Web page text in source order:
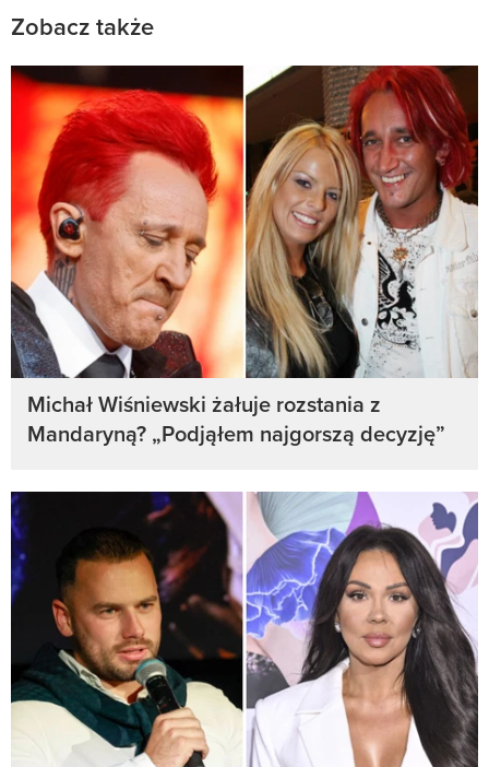
Zobacz także
Michał Wiśniewski żałuje rozstania z
Mandaryną? „Podjąłem najgorszą decyzję”